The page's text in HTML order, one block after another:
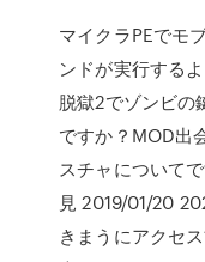
マイクラPEでモ
ンドが実行する
脱獄2でゾンビの
ですか？MOD出
スチャについて
見 2019/01/20
きまうにアクセ